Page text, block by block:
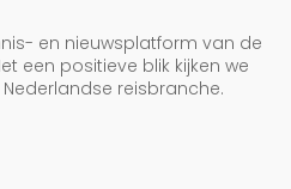
en nieuwsplatform van de
een positieve blik kijken we
reisbranche.